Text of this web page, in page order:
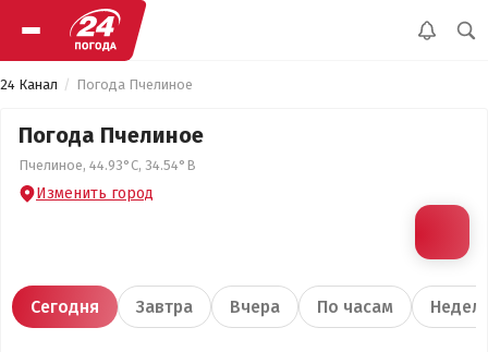
24 Канал Погода Пчелиное
Погода Пчелиное
Пчелиное, 44.93°С, 34.54°В
Изменить город
Сегодня Завтра Вчера По часам